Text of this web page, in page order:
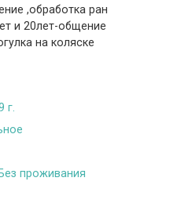
,обработка ран
и 20лет-общение
на коляске
г.
Без проживания